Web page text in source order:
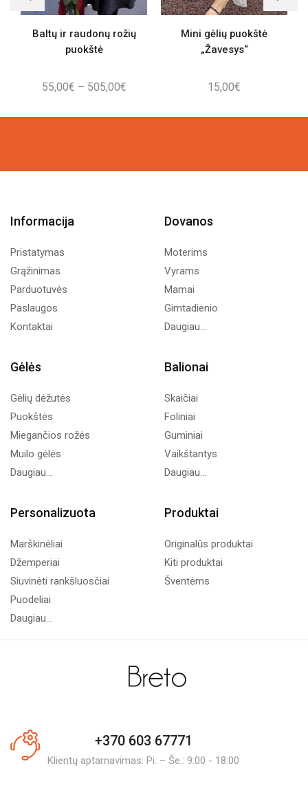
Baltų ir raudonų rožių
puokštė
55,00€ – 505,00€Price
55,00€
Mini gėlių puokštė
„Žavesys“
15,00€
Informacija
Pristatymas
Grąžinimas
Parduotuvės
Paslaugos
Kontaktai
Dovanos
Moterims
Vyrams
Mamai
Gimtadienio
Daugiau...
Gėlės
Gėlių dėžutės
Puokštės
Miegančios rožės
Muilo gėlės
Daugiau...
Balionai
Skaičiai
Foliniai
Guminiai
Vaikštantys
Daugiau...
Personalizuota
Marškinėliai
Džemperiai
Siuvinėti rankšluosčiai
Puodeliai
Daugiau...
Produktai
Originalūs produktai
Kiti produktai
Šventėms
+370 603 67771
Klientų aptarnavimas: Pi. – Še.: 9:00 - 18:00